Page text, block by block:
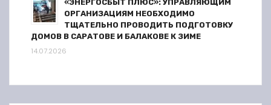
«ЭНЕРГОСБЫТ ПЛЮС»: УПРАВЛЯЮЩИМ
ОРГАНИЗАЦИЯМ НЕОБХОДИМО
ТЩАТЕЛЬНО ПРОВОДИТЬ ПОДГОТОВКУ
ДОМОВ В САРАТОВЕ И БАЛАКОВЕ К ЗИМЕ
14.07.2026